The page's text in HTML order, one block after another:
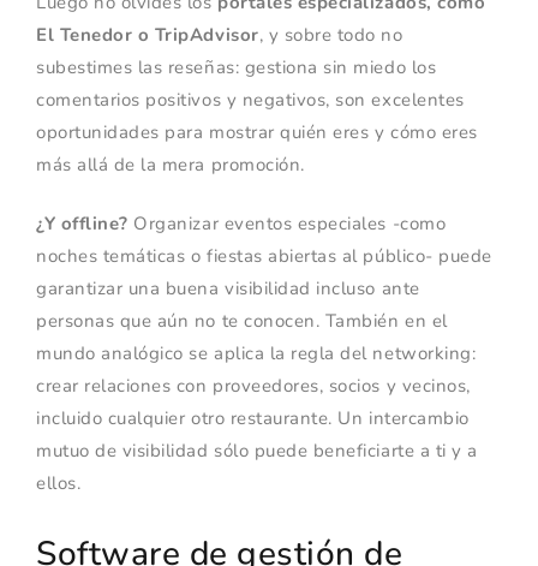
El Tenedor o TripAdvisor, y sobre todo no
subestimes las reseñas: gestiona sin miedo los
comentarios positivos y negativos, son excelentes
oportunidades para mostrar quién eres y cómo eres
más allá de la mera promoción.
¿Y offline? Organizar eventos especiales -como
noches temáticas o fiestas abiertas al público- puede
garantizar una buena visibilidad incluso ante
personas que aún no te conocen. También en el
mundo analógico se aplica la regla del networking:
crear relaciones con proveedores, socios y vecinos,
incluido cualquier otro restaurante. Un intercambio
mutuo de visibilidad sólo puede beneficiarte a ti y a
ellos.
Software de gestión de